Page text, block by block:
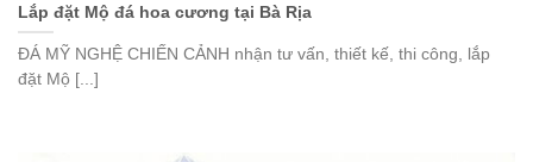
Lắp đặt Mộ đá hoa cương tại Bà Rịa
ĐÁ MỸ NGHỆ CHIẾN CẢNH nhận tư vấn, thiết kế, thi công, lắp
đặt Mộ [...]